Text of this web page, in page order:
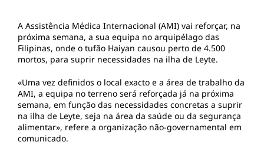
A Assistência Médica Internacional (AMI) vai reforçar, na
próxima semana, a sua equipa no arquipélago das
Filipinas, onde o tufão Haiyan causou perto de 4.500
mortos, para suprir necessidades na ilha de Leyte.
«Uma vez definidos o local exacto e a área de trabalho da
AMI, a equipa no terreno será reforçada já na próxima
semana, em função das necessidades concretas a suprir
na ilha de Leyte, seja na área da saúde ou da segurança
alimentar», refere a organização não-governamental em
comunicado.